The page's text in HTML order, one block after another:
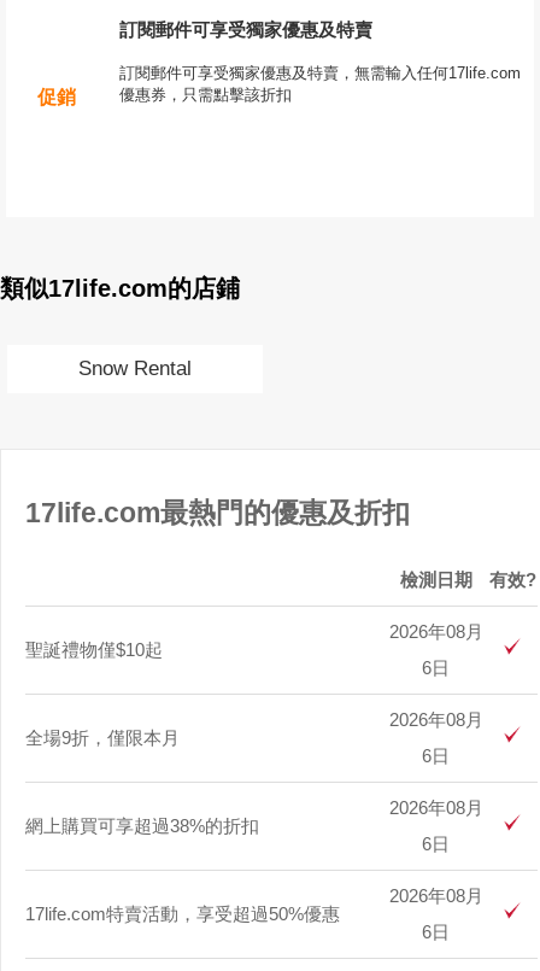
促銷
訂閱郵件可享受獨家優惠及特賣
訂閱郵件可享受獨家優惠及特賣，無需輸入任何17life.com
優惠券，只需點擊該折扣
類似17life.com的店鋪
Snow Rental
17life.com最熱門的優惠及折扣
檢測日期 有效?
聖誕禮物僅$10起
2026年08月
6日
全場9折，僅限本月
2026年08月
6日
網上購買可享超過38%的折扣
2026年08月
6日
17life.com特賣活動，享受超過50%優惠
2026年08月
6日